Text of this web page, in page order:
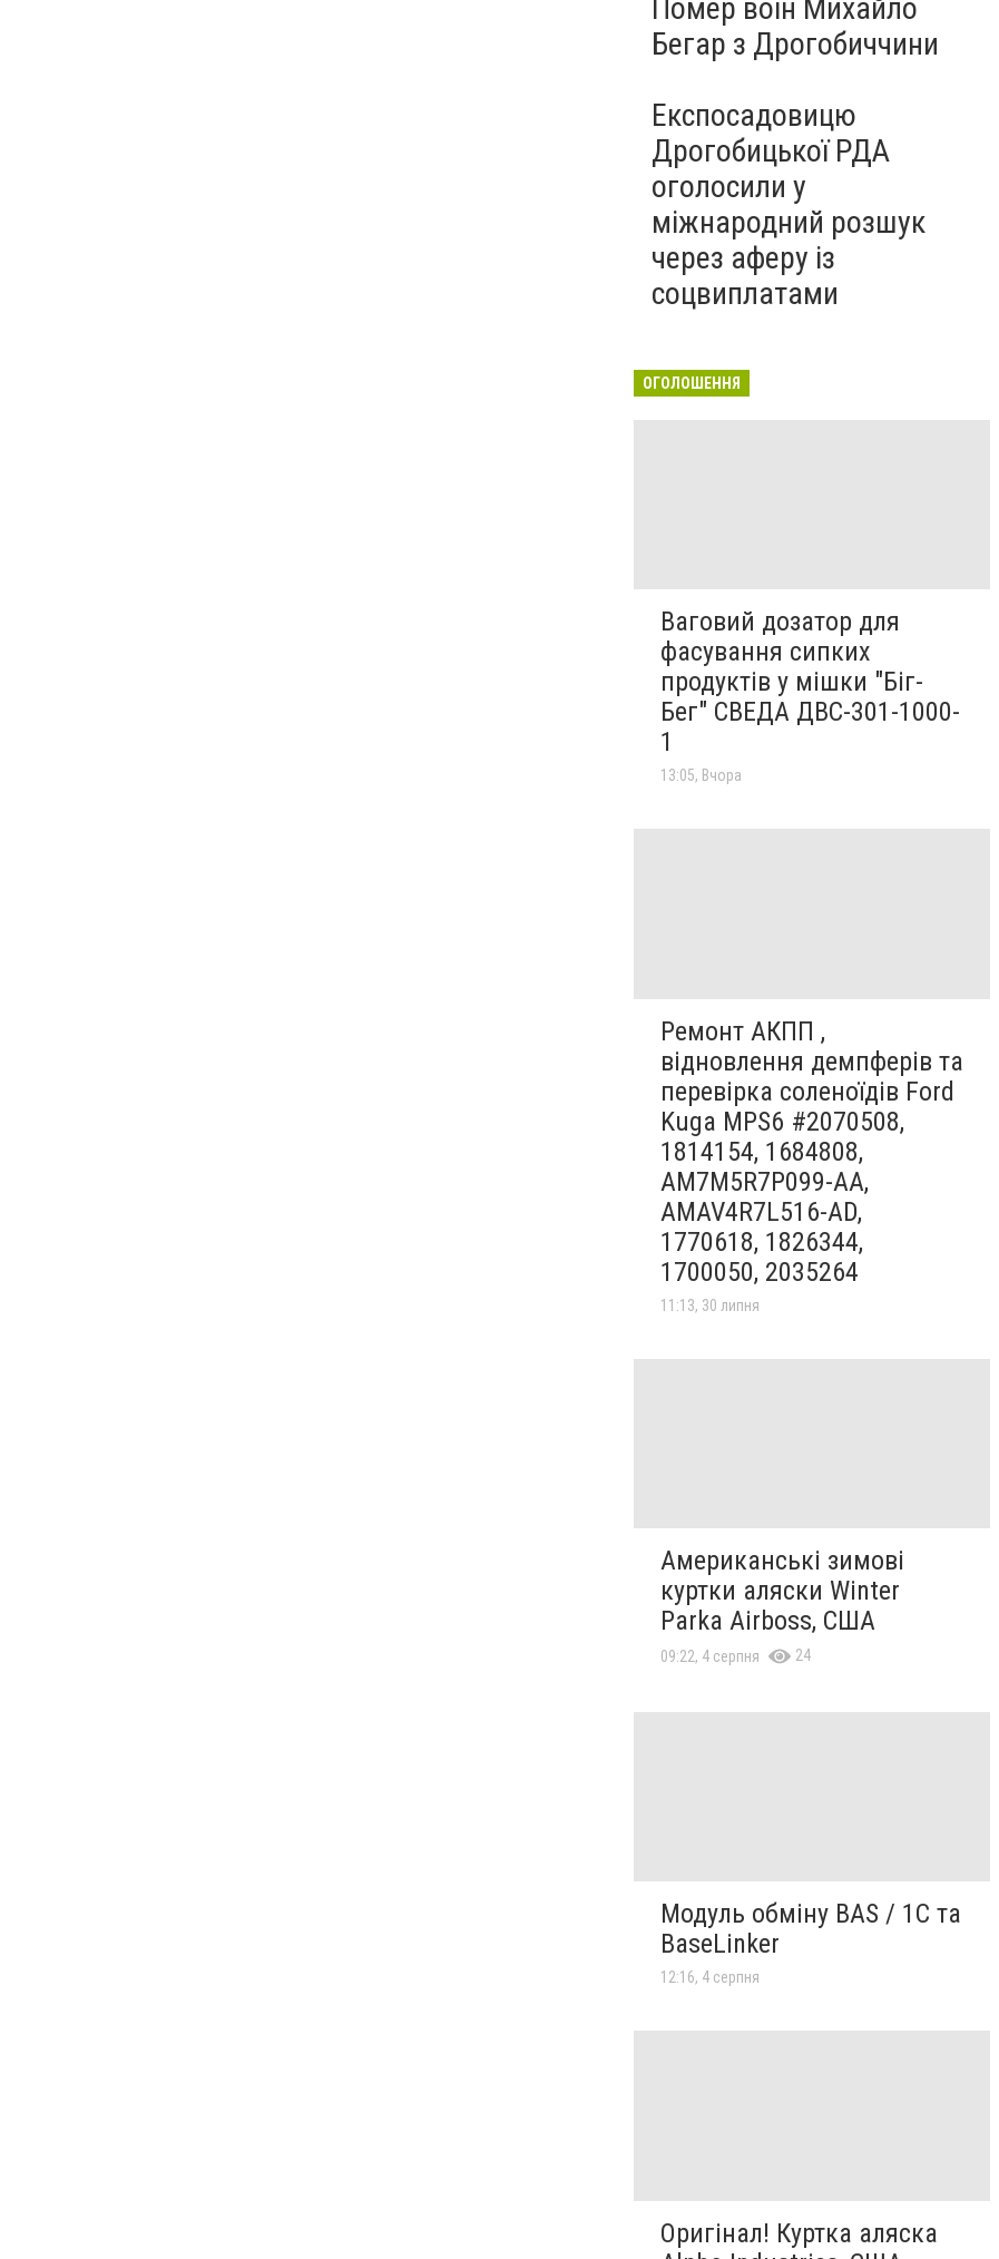
Помер воїн Михайло
Бегар з Дрогобиччини
Експосадовицю
Дрогобицької РДА
оголосили у
міжнародний розшук
через аферу із
соцвиплатами
ОГОЛОШЕННЯ
Ваговий дозатор для
фасування сипких
продуктів у мішки "Біг-
Бег" СВЕДА ДВС-301-1000-
1
13:05, Вчора
Ремонт АКПП ,
відновлення демпферів та
перевірка соленоїдів Ford
Kuga MPS6 #2070508,
1814154, 1684808,
AM7M5R7P099-AA,
AMAV4R7L516-AD,
1770618, 1826344,
1700050, 2035264
11:13, 30 липня
Американські зимові
куртки аляски Winter
Parka Airboss, США
09:22, 4 серпня 24
Модуль обміну BAS / 1C та
BaseLinker
12:16, 4 серпня
Оригінал! Куртка аляска